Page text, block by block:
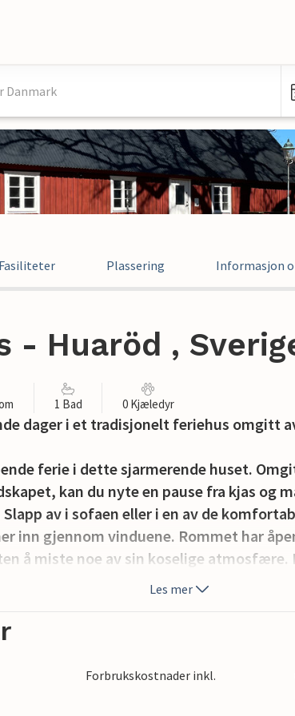
Fasiliteter Plassering Informasjon
- Huaröd ,
1 Bad 0 Kjæledyr
dager i et tradisjonelt feriehus omgitt
ferie i dette sjarmerende huset.
kan du nyte en pause fra kjas og
av i sofaen eller i en av de
inn gjennom vinduene. Rommet har
å miste noe av sin koselige atmosfære.
og innta måltidene ved det store
når dere oppholder dere utendørs.
å leke eller for avslappende timer på
Les mer
Forbrukskostnader inkl.